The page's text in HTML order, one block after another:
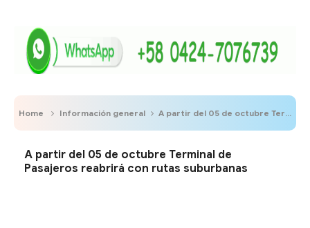
Home Información general A partir del 05 de octubre Terminal de Pasajeros reabrirá con rutas suburbanas
A partir del 05 de octubre Terminal de
Pasajeros reabrirá con rutas suburbanas